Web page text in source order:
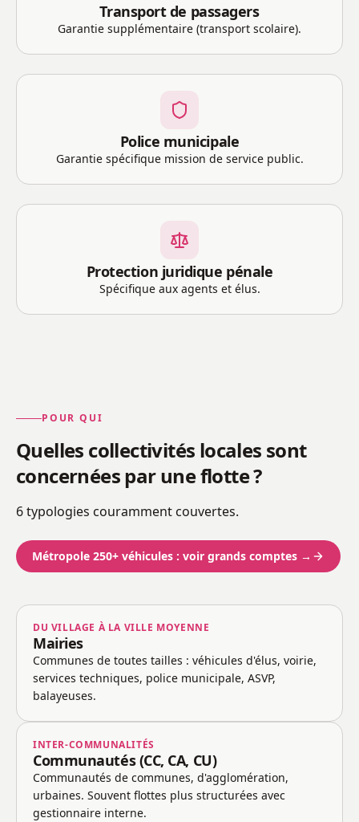
Transport de passagers
Garantie supplémentaire (transport scolaire).
Police municipale
Garantie spécifique mission de service public.
Protection juridique pénale
Spécifique aux agents et élus.
POUR QUI
Quelles collectivités locales sont
concernées par une flotte ?
6 typologies couramment couvertes.
Métropole 250+ véhicules : voir grands comptes →
DU VILLAGE À LA VILLE MOYENNE
Mairies
Communes de toutes tailles : véhicules d'élus, voirie,
services techniques, police municipale, ASVP,
balayeuses.
INTER-COMMUNALITÉS
Communautés (CC, CA, CU)
Communautés de communes, d'agglomération,
urbaines. Souvent flottes plus structurées avec
gestionnaire interne.